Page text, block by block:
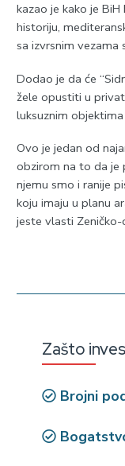
kazao je kako je
historiju,
sa izvrsnim vezama
Dodao je da će
žele opustiti u
luksuznim objektima
Ovo je jedan od
obzirom na to da je
njemu smo i ranije
koju imaju u planu
jeste vlasti
Zašto
Brojni